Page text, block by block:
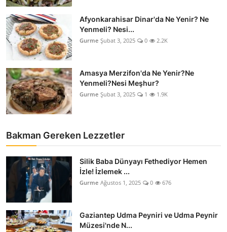
Afyonkarahisar Dinar'da Ne Yenir? Ne
Yenmeli? Nesi...
Gurme Şubat 3, 2025 0 2.2K
Amasya Merzifon'da Ne Yenir?Ne
Yenmeli?Nesi Meşhur?
Gurme Şubat 3, 2025 1 1.9K
Bakman Gereken Lezzetler
Silik Baba Dünyayı Fethediyor Hemen
İzle! İzlemek ...
Gurme Ağustos 1, 2025 0 676
Gaziantep Udma Peyniri ve Udma Peynir
Müzesi'nde N...